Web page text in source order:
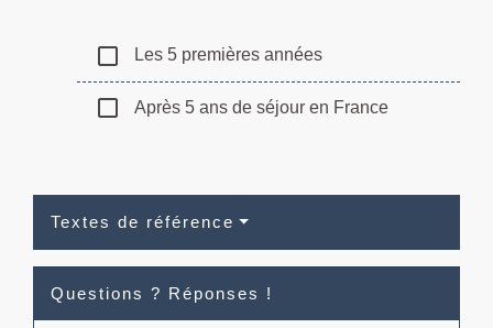
check_box_outline_blank Les 5 premières années
check_box_outline_blank Après 5 ans de séjour en France
Textes de référence
Questions ? Réponses !